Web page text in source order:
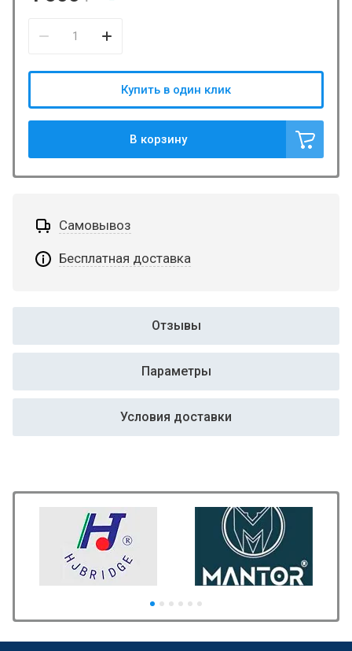
В корзину
Купить в один клик
Самовывоз
Бесплатная доставка
Отзывы
Параметры
Условия доставки